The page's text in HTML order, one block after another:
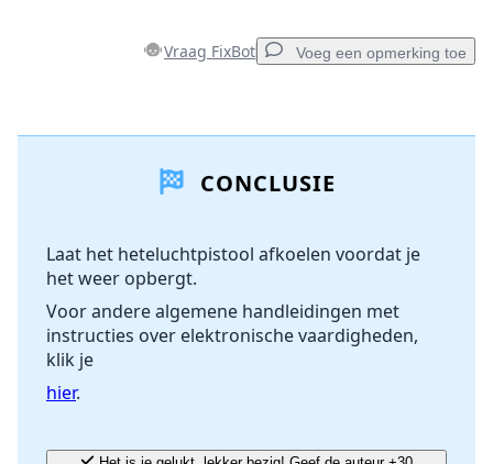
Vraag FixBot Voeg een opmerking toe
Voeg opmerking toeCONCLUSIE
Laat het heteluchtpistool afkoelen voordat je
het weer opbergt.
Voor andere algemene handleidingen met
instructies over elektronische vaardigheden,
klik je
hier.